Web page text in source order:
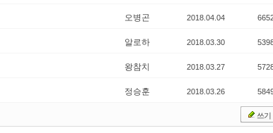
오병곤 2018.04.04
알로하 2018.03.30
왕참치 2018.03.27
정승훈 2018.03.26
쓰기